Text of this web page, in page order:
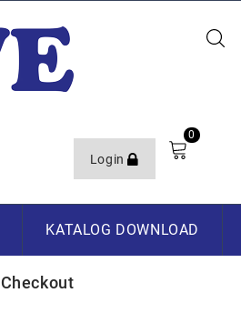
Login
0
KATALOG DOWNLOAD
Checkout